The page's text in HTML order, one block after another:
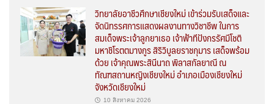
วิทยาลัยอาชีวศึกษาเชียงใหม่ เข้าร่วมรับเสด็จและ
จัดนิทรรศการแสดงผลงานทางวิชาชีพ ในการ
สมเด็จพระเจ้าลูกยาเธอ เจ้าฟ้าทีปังกรรัศมีโชติ
มหาชิโรตตมางกูร สิริวิบูลยราชกุมาร เสด็จพร้อม
ด้วย เจ้าคุณพระสินีนาถ พิลาสกัลยาณี ณ
ทัณฑสถานหญิงเชียงใหม่ อำเภอเมืองเชียงใหม่
จังหวัดเชียงใหม่
10 สิงหาคม 2026